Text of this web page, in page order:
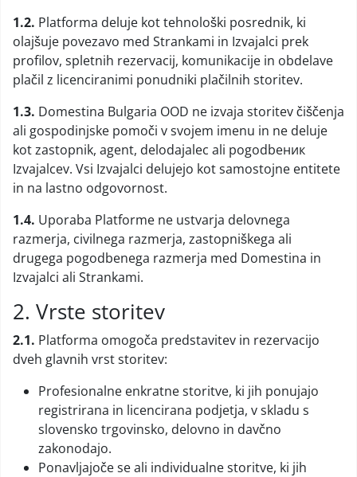
1.2. Platforma deluje kot tehnološki posrednik, ki
olajšuje povezavo med Strankami in Izvajalci prek
profilov, spletnih rezervacij, komunikacije in obdelave
plačil z licenciranimi ponudniki plačilnih storitev.
1.3. Domestina Bulgaria OOD ne izvaja storitev čiščenja
ali gospodinjske pomoči v svojem imenu in ne deluje
kot zastopnik, agent, delodajalec ali pogodbeник
Izvajalcev. Vsi Izvajalci delujejo kot samostojne entitete
in na lastno odgovornost.
1.4. Uporaba Platforme ne ustvarja delovnega
razmerja, civilnega razmerja, zastopniškega ali
drugega pogodbenega razmerja med Domestina in
Izvajalci ali Strankami.
2. Vrste storitev
2.1. Platforma omogoča predstavitev in rezervacijo
dveh glavnih vrst storitev:
Profesionalne enkratne storitve, ki jih ponujajo
registrirana in licencirana podjetja, v skladu s
slovensko trgovinsko, delovno in davčno
zakonodajo.
Ponavljajoče se ali individualne storitve, ki jih